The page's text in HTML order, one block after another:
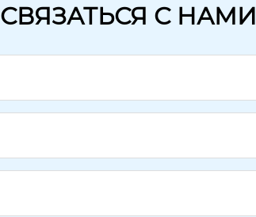
СВЯЗАТЬСЯ С НАМИ